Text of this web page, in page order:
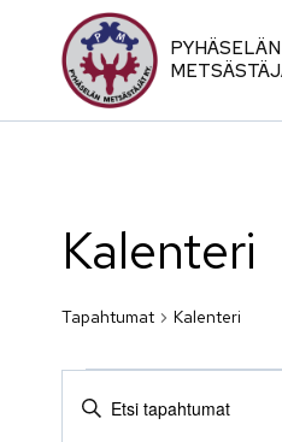
sisältöön
PYHÄSELÄN
Kalenteri
Tapahtumat Kalenteri
Syötä